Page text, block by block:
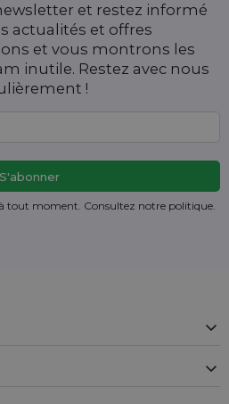
et restez informé
actualités et offres
et vous montrons les
inutile. Restez avec nous
!
tout moment. Consultez notre politique.